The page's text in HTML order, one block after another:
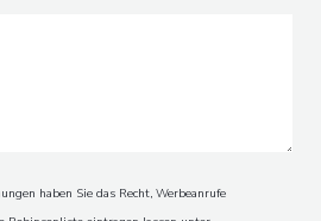
haben Sie das Recht, Werbeanrufe